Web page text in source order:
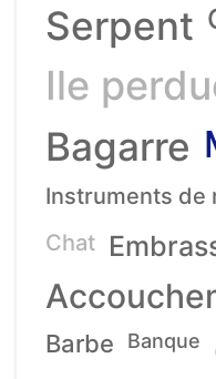
Serpent
Ile
Bagarre
Instruments de
Chat
Barbe
Banque